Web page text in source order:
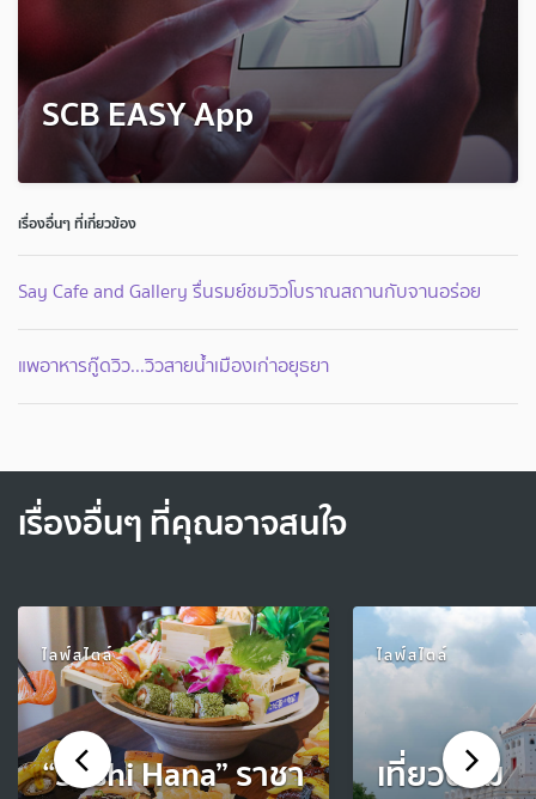
SCB EASY App
เรื่องอื่นๆ ที่เกี่ยวข้อง
Say Cafe and Gallery รื่นรมย์ชมวิวโบราณสถานกับจานอร่อย
แพอาหารกู๊ดวิว...วิวสายน้ำเมืองเก่าอยุธยา
เรื่องอื่นๆ ที่คุณอาจสนใจ
ไลฟ์สไตล์
“Sushi Hana” ราชา
ไลฟ์สไตล์
เที่ยวตาม